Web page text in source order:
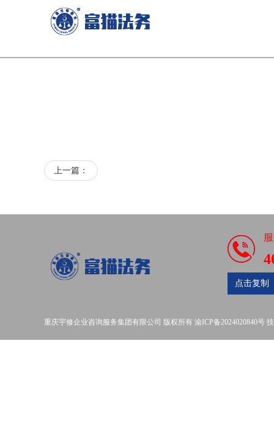
上一篇：
点击复制
重庆宇修企业咨询服务集团有限公司 版权所有 渝ICP备2024020840号